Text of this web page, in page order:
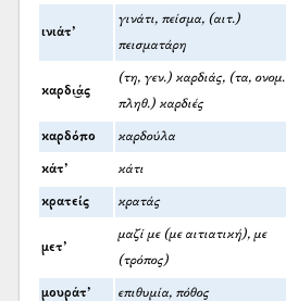
ινιάτ’
γινάτι, πείσμα, (αιτ.)
πεισματάρη
καρδι͜άς
(τη, γεν.) καρδιάς, (τα, ονομ.
πληθ.) καρδιές
καρδόπο καρδούλα
κάτ’ κάτι
κρατείς κρατάς
μετ’
μαζί με (με αιτιατική), με
(τρόπος)
μουράτ’ επιθυμία, πόθος